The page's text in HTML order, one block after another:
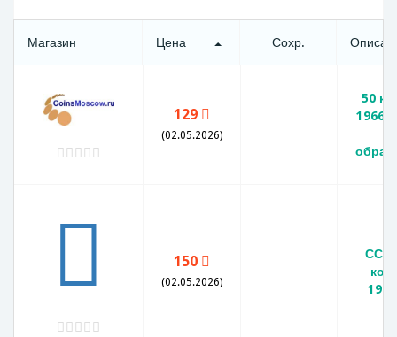
Магазин Цена Сохр.
129
(02.05.2026)
50
1966
150
(02.05.2026)